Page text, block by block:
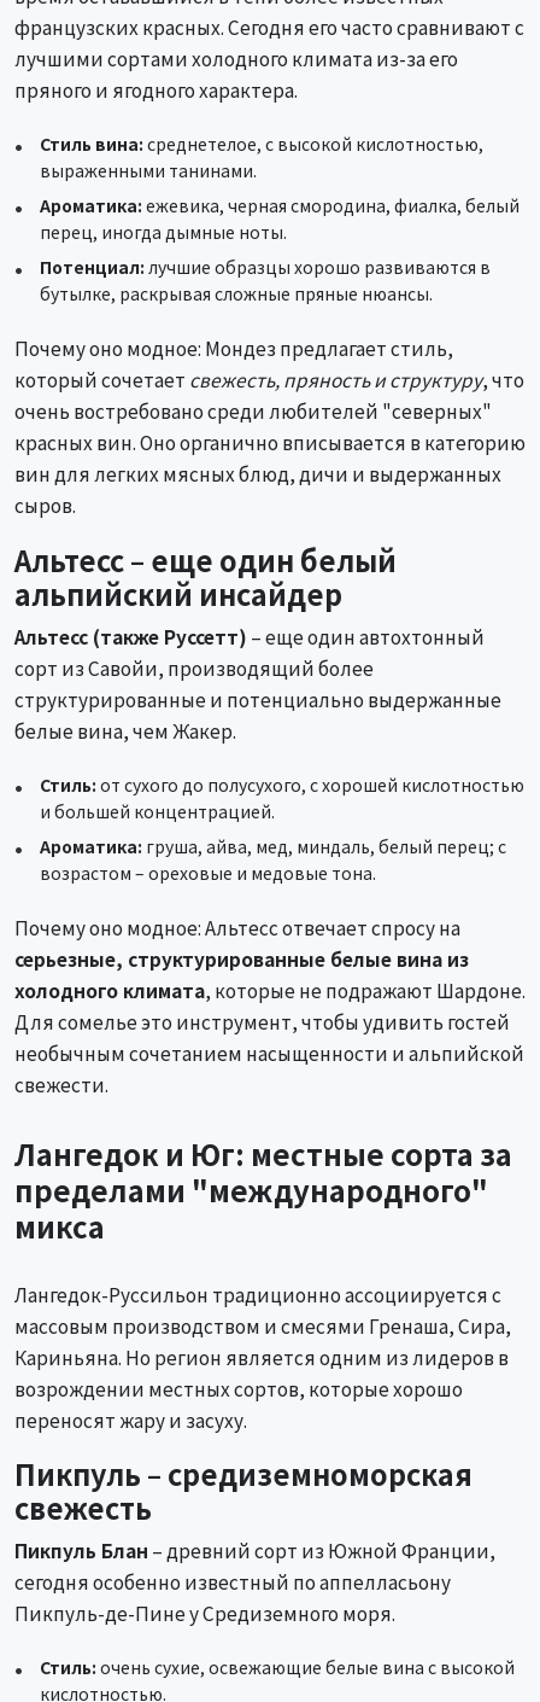
французских красных. Сегодня его часто сравнивают с
лучшими сортами холодного климата из-за его
пряного и ягодного характера.
Стиль вина: среднетелое, с высокой кислотностью,
выраженными танинами.
Ароматика: ежевика, черная смородина, фиалка, белый
перец, иногда дымные ноты.
Потенциал: лучшие образцы хорошо развиваются в
бутылке, раскрывая сложные пряные нюансы.
Почему оно модное: Мондез предлагает стиль,
который сочетает свежесть, пряность и структуру, что
очень востребовано среди любителей "северных"
красных вин. Оно органично вписывается в категорию
вин для легких мясных блюд, дичи и выдержанных
сыров.
Альтесс – еще один белый
альпийский инсайдер
Альтесс (также Руссетт) – еще один автохтонный
сорт из Савойи, производящий более
структурированные и потенциально выдержанные
белые вина, чем Жакер.
Стиль: от сухого до полусухого, с хорошей кислотностью
и большей концентрацией.
Ароматика: груша, айва, мед, миндаль, белый перец; с
возрастом – ореховые и медовые тона.
Почему оно модное: Альтесс отвечает спросу на
серьезные, структурированные белые вина из
холодного климата, которые не подражают Шардоне.
Для сомелье это инструмент, чтобы удивить гостей
необычным сочетанием насыщенности и альпийской
свежести.
Лангедок и Юг: местные сорта за
пределами "международного"
микса
Лангедок-Руссильон традиционно ассоциируется с
массовым производством и смесями Гренаша, Сира,
Кариньяна. Но регион является одним из лидеров в
возрождении местных сортов, которые хорошо
переносят жару и засуху.
Пикпуль – средиземноморская
свежесть
Пикпуль Блан – древний сорт из Южной Франции,
сегодня особенно известный по аппелласьону
Пикпуль-де-Пине у Средиземного моря.
Стиль: очень сухие, освежающие белые вина с высокой
кислотностью.